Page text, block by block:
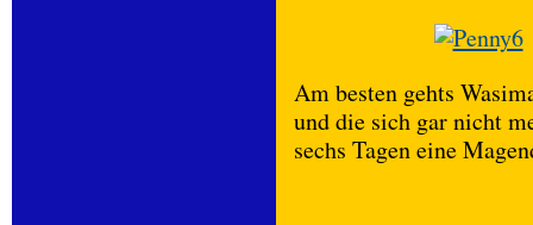
Am besten gehts
und die sich gar nicht
sechs Tagen eine